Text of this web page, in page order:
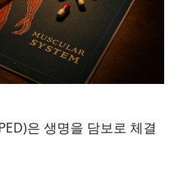
은 생명을 담보로 체결